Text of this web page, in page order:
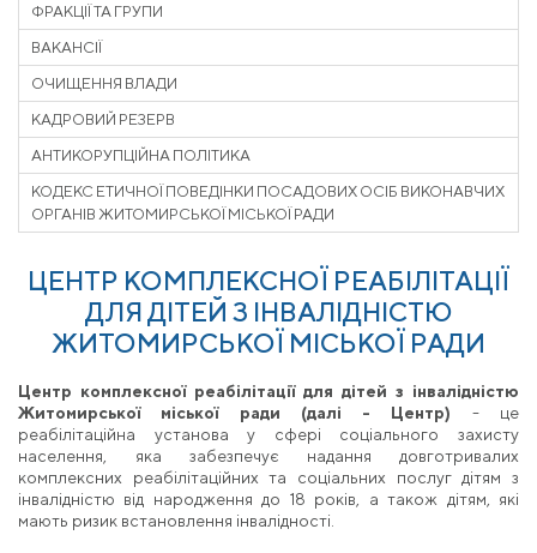
ЦЕНТР КОМПЛЕКСНОЇ РЕАБІЛІТАЦІЇ
ДЛЯ ДІТЕЙ З ІНВАЛІДНІСТЮ
ЖИТОМИРСЬКОЇ МІСЬКОЇ РАДИ
Центр комплексної реабілітації для дітей з інвалідністю
Житомирської міської ради (далі - Центр) - це
реабілітаційна установа у сфері соціального захисту
населення, яка забезпечує надання довготривалих
комплексних реабілітаційних та соціальних послуг дітям з
інвалідністю від народження до 18 років, а також дітям, які
мають ризик встановлення інвалідності.
ФРАКЦІЇ ТА ГРУПИ
ВАКАНСІЇ
ОЧИЩЕННЯ ВЛАДИ
КАДРОВИЙ РЕЗЕРВ
АНТИКОРУПЦІЙНА ПОЛІТИКА
КОДЕКС ЕТИЧНОЇ ПОВЕДІНКИ ПОСАДОВИХ ОСІБ ВИКОНАВЧИХ
ОРГАНІВ ЖИТОМИРСЬКОЇ МІСЬКОЇ РАДИ